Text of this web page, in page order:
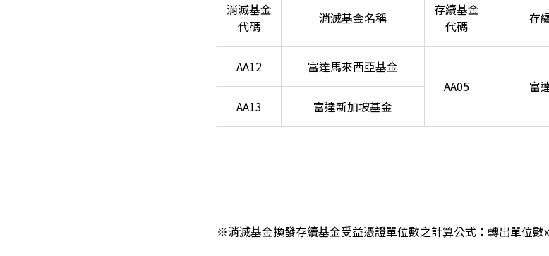
消滅基金
代碼
消滅基金名稱
存續基金
代碼
存
AA12
富達馬來西亞基金
AA05
富
AA13 富達新加坡基金
※消滅基金換發存續基金受益憑證單位數之計算公式：轉出單位數x